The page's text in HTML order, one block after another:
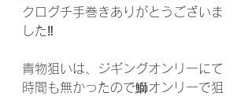
クログチ手巻きありがとうございま
した‼️
青物狙いは、ジギングオンリーにて
時間も無かったので鰤オンリーで狙